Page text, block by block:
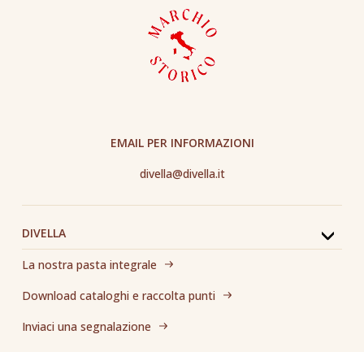
DIVELLA
La nostra pasta integrale
Download cataloghi e raccolta punti
Inviaci una segnalazione
EMAIL PER INFORMAZIONI
divella@divella.it